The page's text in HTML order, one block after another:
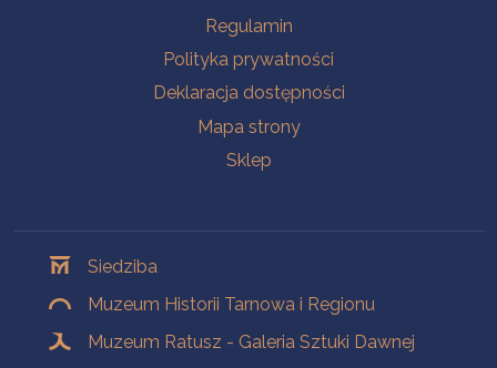
Regulamin
Polityka prywatności
Deklaracja dostępności
Mapa strony
Sklep
Siedziba
Muzeum Historii Tarnowa i Regionu
Muzeum Ratusz - Galeria Sztuki Dawnej